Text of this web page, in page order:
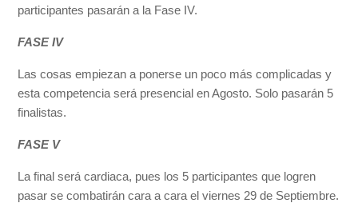
participantes pasarán a la Fase IV.
FASE IV
Las cosas empiezan a ponerse un poco más complicadas y
esta competencia será presencial en Agosto. Solo pasarán 5
finalistas.
FASE V
La final será cardiaca, pues los 5 participantes que logren
pasar se combatirán cara a cara el viernes 29 de Septiembre.